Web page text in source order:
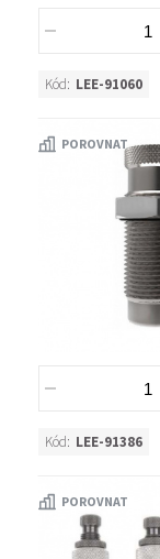
Kód: LEE-91060
POROVNAT
Kód: LEE-91386
POROVNAT